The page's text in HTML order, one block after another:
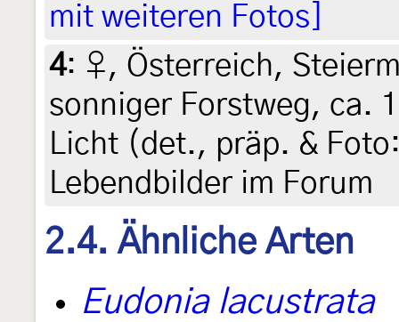
mit weiteren Fotos]
4: ♀, Österreich,
sonniger Forstweg, ca.
Licht (det., präp. &
Lebendbilder im Forum
2.4. Ähnliche Arten
Eudonia lacustrata